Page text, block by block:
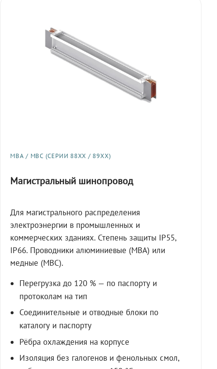
МВА / МВС (СЕРИИ 88XX / 89XX)
Магистральный шинопровод
Для магистрального распределения
электроэнергии в промышленных и
коммерческих зданиях. Степень защиты IP55,
IP66. Проводники алюминиевые (МВА) или
медные (МВС).
Перегрузка до 120 % — по паспорту и
протоколам на тип
Соединительные и отводные блоки по
каталогу и паспорту
Рёбра охлаждения на корпусе
Изоляция без галогенов и фенольных смол,